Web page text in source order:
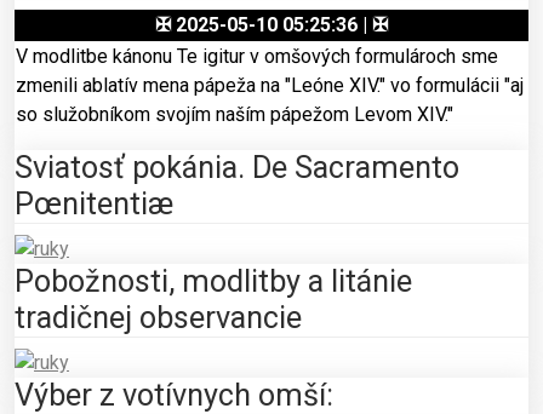
✠ 2025-05-10 05:25:36 | ✠
V modlitbe kánonu Te igitur v omšových formulároch sme
zmenili ablatív mena pápeža na "Leóne XIV." vo formulácii "aj
so služobníkom svojím naším pápežom Levom XIV."
Sviatosť pokánia. De Sacramento
Pœnitentiæ
Pobožnosti, modlitby a litánie
tradičnej observancie
Výber z votívnych omší: